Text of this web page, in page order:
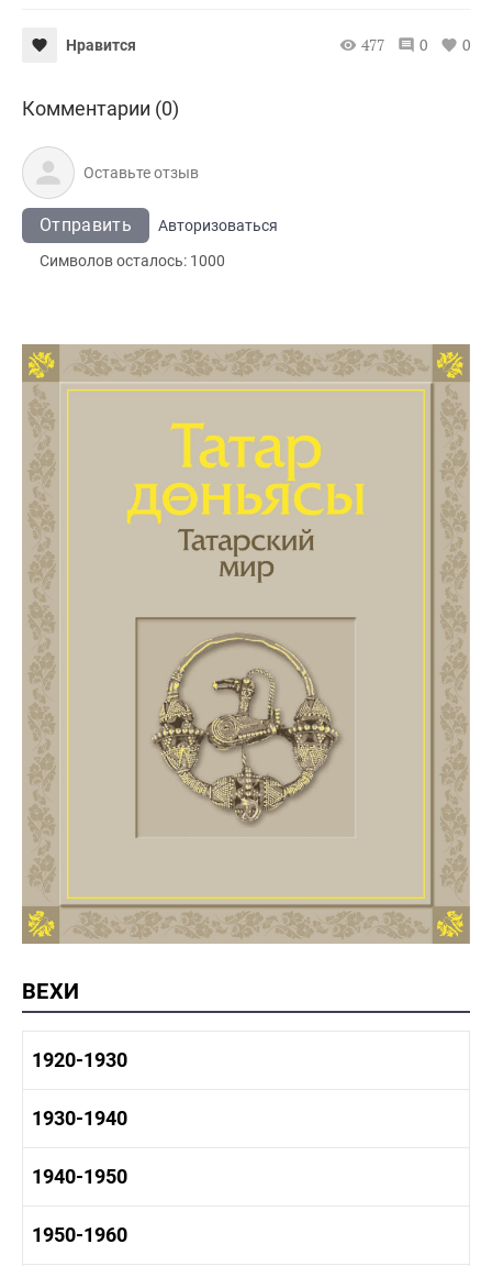
Нравится 477 0 0
Комментарии (0)
Отправить
Авторизоваться
Символов осталось: 1000
ВЕХИ
1920-1930
1920-1930 история
1920-1930 культура
1930-1940
1930-1940 история
1930-1940 культура
1940-1950
1940-1950 быт
1950-1960